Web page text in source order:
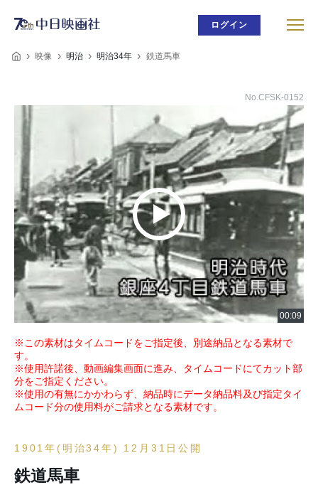
ログイン
映像 明治 明治34年 鉄道馬車
No.CFSK-0152
※この素材はタイムコードをご指定後、別途納品となる素材で
す。
※使用許諾後、動画編集画面に進み、タイムコードにてカット部
分をご指定ください。
※使用の有無にかかわらず、納品時にデータ納品料及び指定タイ
ムコード分の使用料がご請求となる素材です。
1901年(明治34年) 12月31日公開
鉄道馬車